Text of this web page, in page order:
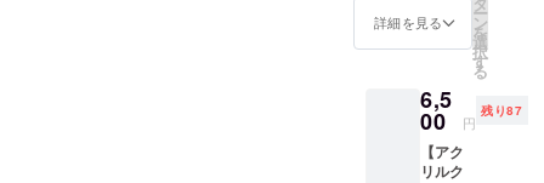
参考
ページ
フィ
シャル
WEB」
※ページ
（8曲入
り予
告ブロ
グ招待
・待ち
受け画
報告ブ
画像
スマホ
タ）を
ご提
供。ご
登録い
ただい
ラスト
による
アクリ
ンド
（140ｘ
140ｘ
20mm
）で
詳細を見る ー
ン
を
選
択
す
る
6,5
00 円
残り87
【アク
リルク